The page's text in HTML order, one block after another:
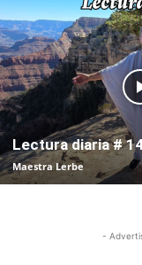
Lectura diaria #
Maestra Lerbe
-